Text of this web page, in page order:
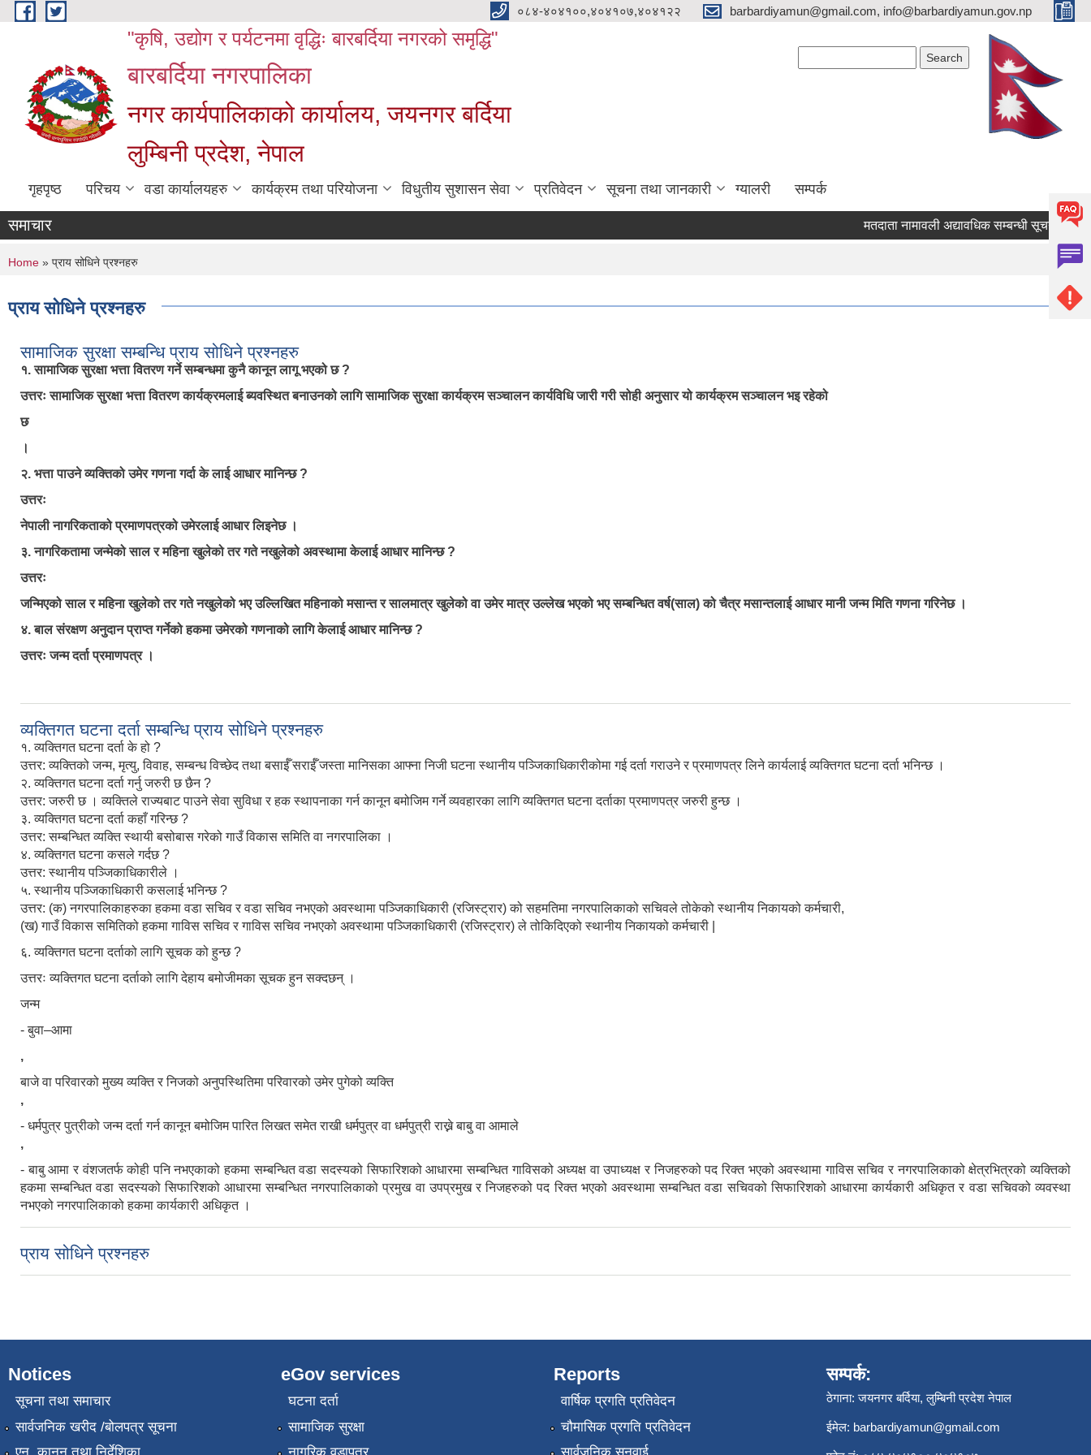
Skip to main content ०८४-४०४१००,४०४१०७,४०४१२२ barbardiyamun@gmail.com, info@barbardiyamun.gov.np
"कृषि, उद्योग र पर्यटनमा वृद्धिः बारबर्दिया नगरको समृद्धि"
बारबर्दिया नगरपालिका
नगर कार्यपालिकाको कार्यालय, जयनगर बर्दिया
लुम्बिनी प्रदेश, नेपाल
गृहपृष्ठ परिचय वडा कार्यालयहरु कार्यक्रम तथा परियोजना विधुतीय सुशासन सेवा प्रतिवेदन सूचना तथा जानकारी ग्यालरी सम्पर्क
समाचार मतदाता नामावली अद्यावधिक सम्बन्धी सूचना ।
You are here
Home » प्राय सोधिने प्रश्नहरु
प्राय सोधिने प्रश्नहरु
सामाजिक सुरक्षा सम्बन्धि प्राय सोधिने प्रश्नहरु
१. सामाजिक सुरक्षा भत्ता वितरण गर्ने सम्बन्धमा कुनै कानून लागू भएको छ ?
उत्तरः सामाजिक सुरक्षा भत्ता वितरण कार्यक्रमलाई ब्यवस्थित बनाउनको लागि सामाजिक सुरक्षा कार्यक्रम सञ्चालन कार्यविधि जारी गरी सोही अनुसार यो कार्यक्रम सञ्चालन भइ रहेको
छ
।
२. भत्ता पाउने व्यक्तिको उमेर गणना गर्दा के लाई आधार मानिन्छ ?
उत्तरः
नेपाली नागरिकताको प्रमाणपत्रको उमेरलाई आधार लिइनेछ ।
३. नागरिकतामा जन्मेको साल र महिना खुलेको तर गते नखुलेको अवस्थामा केलाई आधार मानिन्छ ?
उत्तरः
जन्मिएको साल र महिना खुलेको तर गते नखुलेको भए उल्लिखित महिनाको मसान्त र सालमात्र खुलेको वा उमेर मात्र उल्लेख भएको भए सम्बन्धित वर्ष(साल) को चैत्र मसान्तलाई आधार मानी जन्म मिति गणना गरिनेछ ।
४. बाल संरक्षण अनुदान प्राप्त गर्नेको हकमा उमेरको गणनाको लागि केलाई आधार मानिन्छ ?
उत्तरः जन्म दर्ता प्रमाणपत्र ।
व्यक्तिगत घटना दर्ता सम्बन्धि प्राय सोधिने प्रश्नहरु
१. व्यक्तिगत घटना दर्ता के हो ?
उत्तर: व्यक्तिको जन्म, मृत्यु, विवाह, सम्बन्ध विच्छेद तथा बसाईँ सराईँ जस्ता मानिसका आफ्ना निजी घटना स्थानीय पञ्जिकाधिकारीकोमा गई दर्ता गराउने र प्रमाणपत्र लिने कार्यलाई व्यक्तिगत घटना दर्ता भनिन्छ ।
२. व्यक्तिगत घटना दर्ता गर्नु जरुरी छ छैन ?
उत्तर: जरुरी छ । व्यक्तिले राज्यबाट पाउने सेवा सुविधा र हक स्थापनाका गर्न कानून बमोजिम गर्ने व्यवहारका लागि व्यक्तिगत घटना दर्ताका प्रमाणपत्र जरुरी हुन्छ ।
३. व्यक्तिगत घटना दर्ता कहाँ गरिन्छ ?
उत्तर: सम्बन्धित व्यक्ति स्थायी बसोबास गरेको गाउँ विकास समिति वा नगरपालिका ।
४. व्यक्तिगत घटना कसले गर्दछ ?
उत्तर: स्थानीय पञ्जिकाधिकारीले ।
५. स्थानीय पञ्जिकाधिकारी कसलाई भनिन्छ ?
उत्तर: (क) नगरपालिकाहरुका हकमा वडा सचिव र वडा सचिव नभएको अवस्थामा पञ्जिकाधिकारी (रजिस्ट्रार) को सहमतिमा नगरपालिकाको सचिवले तोकेको स्थानीय निकायको कर्मचारी,
(ख) गाउँ विकास समितिको हकमा गाविस सचिव र गाविस सचिव नभएको अवस्थामा पञ्जिकाधिकारी (रजिस्ट्रार) ले तोकिदिएको स्थानीय निकायको कर्मचारी |
६. व्यक्तिगत घटना दर्ताको लागि सूचक को हुन्छ ?
उत्तरः व्यक्तिगत घटना दर्ताको लागि देहाय बमोजीमका सूचक हुन सक्दछन् ।
जन्म
- बुवा–आमा
,
बाजे वा परिवारको मुख्य व्यक्ति र निजको अनुपस्थितिमा परिवारको उमेर पुगेको व्यक्ति
,
- धर्मपुत्र पुत्रीको जन्म दर्ता गर्न कानून बमोजिम पारित लिखत समेत राखी धर्मपुत्र वा धर्मपुत्री राख्ने बाबु वा आमाले
,
- बाबु आमा र वंशजतर्फ कोही पनि नभएकाको हकमा सम्बन्धित वडा सदस्यको सिफारिशको आधारमा सम्बन्धित गाविसको अध्यक्ष वा उपाध्यक्ष र निजहरुको पद रिक्त भएको अवस्थामा गाविस सचिव र नगरपालिकाको क्षेत्रभित्रको व्यक्तिको
हकमा सम्बन्धित वडा सदस्यको सिफारिशको आधारमा सम्बन्धित नगरपालिकाको प्रमुख वा उपप्रमुख र निजहरुको पद रिक्त भएको अवस्थामा सम्बन्धित वडा सचिवको सिफारिशको आधारमा कार्यकारी अधिकृत र वडा सचिवको व्यवस्था
नभएको नगरपालिकाको हकमा कार्यकारी अधिकृत ।
प्राय सोधिने प्रश्नहरु
Notices
सूचना तथा समाचार
सार्वजनिक खरीद /बोलपत्र सूचना
eGov services
घटना दर्ता
सामाजिक सुरक्षा
Reports
वार्षिक प्रगति प्रतिवेदन
चौमासिक प्रगति प्रतिवेदन
सम्पर्क:
ठेगाना: जयनगर बर्दिया, लुम्बिनी प्रदेश नेपाल
ईमेल: barbardiyamun@gmail.com